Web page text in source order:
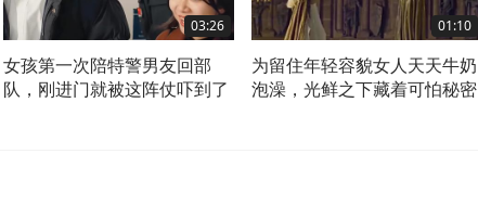
03:26
女孩第一次陪特警男友回部
队，刚进门就被这阵仗吓到了
01:10
为留住年轻容貌女人天天牛奶
泡澡，光鲜之下藏着可怕秘密